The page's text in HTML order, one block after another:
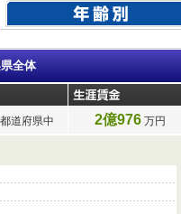
全体
道府県中 2億976 万円